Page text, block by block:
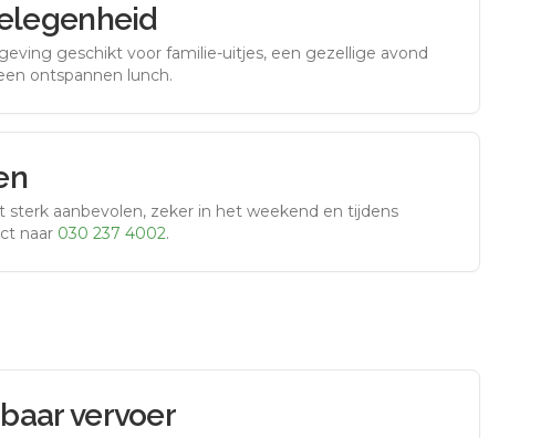
geschikt voor familie-uitjes, een gezellige avond
ontspannen lunch.
sterk aanbevolen, zeker in het weekend en tijdens
naar 030 237 4002.
vervoer